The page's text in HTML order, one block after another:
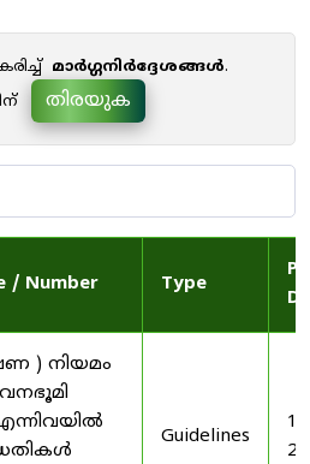
മാർഗ്ഗനിർദ്ദേശങ്ങൾ.
തിരയുക
/ Number Type
) നിയമം
വനഭൂമി
Guidelines